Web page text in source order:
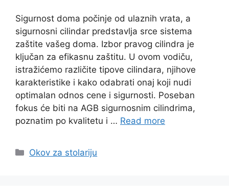
Sigurnost doma počinje od ulaznih vrata, a
sigurnosni cilindar predstavlja srce sistema
zaštite vašeg doma. Izbor pravog cilindra je
ključan za efikasnu zaštitu. U ovom vodiču,
istražićemo različite tipove cilindara, njihove
karakteristike i kako odabrati onaj koji nudi
optimalan odnos cene i sigurnosti. Poseban
fokus će biti na AGB sigurnosnim cilindrima,
poznatim po kvalitetu i … Read more
Categories
Okov za stolariju